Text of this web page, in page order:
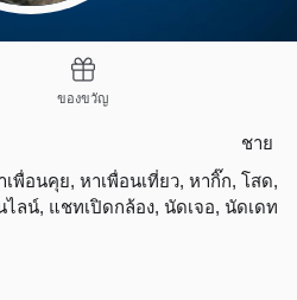
ของขวัญ
ชาย
เพื่อนคุย, หาเพื่อนเที่ยว, หากิ๊ก, โสด,
ไลน์, แชทเปิดกล้อง, นัดเจอ, นัดเดท